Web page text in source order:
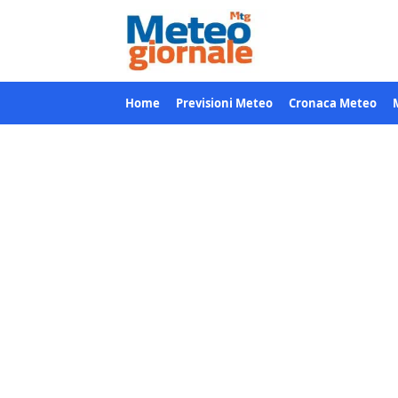
Home Previsioni Meteo Cronaca Meteo